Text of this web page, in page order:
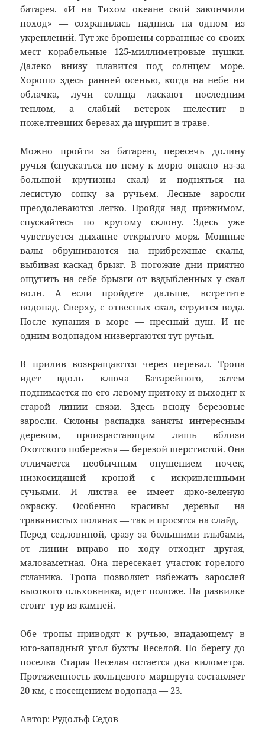
батарея. «И на Тихом океане свой закончили
поход» — сохранилась надпись на одном из
укреплений. Тут же брошены сорванные со своих
мест корабельные 125-миллиметровые пушки.
Далеко внизу плавится под солнцем море.
Хорошо здесь ранней осенью, когда на небе ни
облачка, лучи солнца ласкают последним
теплом, а слабый ветерок шелестит в
пожелтевших березах да шуршит в траве.
Можно пройти за батарею, пересечь долину
ручья (спускаться по нему к морю опасно из-за
большой крутизны скал) и подняться на
лесистую сопку за ручьем. Лесные заросли
преодолеваются легко. Пройдя над прижимом,
спускайтесь по крутому склону. Здесь уже
чувствуется дыхание открытого моря. Мощные
валы обрушиваются на прибрежные скалы,
выбивая каскад брызг. В погожие дни приятно
ощутить на себе брызги от вздыбленных у скал
волн. А если пройдете дальше, встретите
водопад. Сверху, с отвесных скал, струится вода.
После купания в море — пресный душ. И не
одним водопадом низвергаются тут ручьи.
В прилив возвращаются через перевал. Тропа
идет вдоль ключа Батарейного, затем
поднимается по его левому притоку и выходит к
старой линии связи. Здесь всюду березовые
заросли. Склоны распадка заняты интересным
деревом, произрастающим лишь вблизи
Охотского побережья — березой шерстистой. Она
отличается необычным опушением почек,
низкосидящей кроной с искривленными
сучьями. И листва ее имеет ярко-зеленую
окраску. Особенно красивы деревья на
травянистых полянах — так и просятся на слайд.
Перед седловиной, сразу за большими глыбами,
от линии вправо по ходу отходит другая,
малозаметная. Она пересекает участок горелого
стланика. Тропа позволяет избежать зарослей
высокого ольховника, идет положе. На развилке
стоит тур из камней.
Обе тропы приводят к ручью, впадающему в
юго-западный угол бухты Веселой. По берегу до
поселка Старая Веселая остается два километра.
Протяженность кольцевого маршрута составляет
20 км, с посещением водопада — 23.
Автор: Рудольф Седов